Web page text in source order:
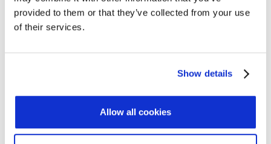
provided to them or that they’ve collected from your use
of their services.
Show details
Allow all cookies